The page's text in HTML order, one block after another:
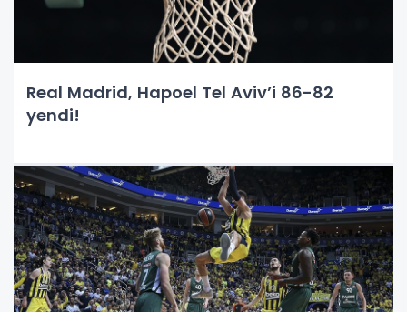
Real Madrid, Hapoel Tel Aviv’i 86-82
yendi!